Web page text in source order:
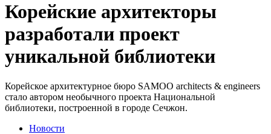
Корейские архитекторы
разработали проект
уникальной библиотеки
Корейское архитектурное бюро SAMOO architects & engineers
стало автором необычного проекта Национальной
библиотеки, построенной в городе Сечжон.
Новости